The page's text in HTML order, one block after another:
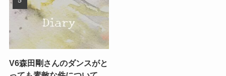
V6森田剛さんのダンスがと